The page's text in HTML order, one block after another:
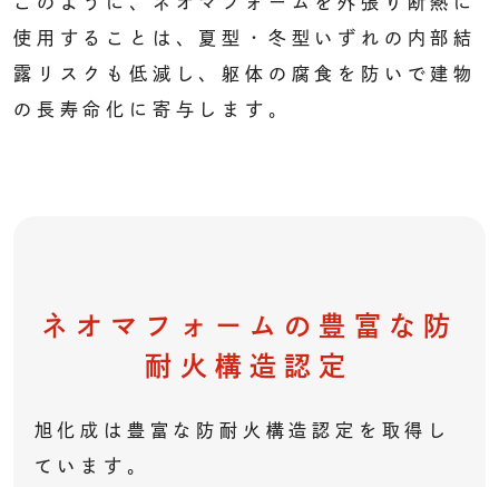
使用することは、夏型・冬型いずれの内部結
露リスクも低減し、躯体の腐食を防いで建物
の長寿命化に寄与します。
ネオマフォームの豊富な 防
耐火構造認定
旭化成は豊富な防耐火構造認定を取得し
ています。